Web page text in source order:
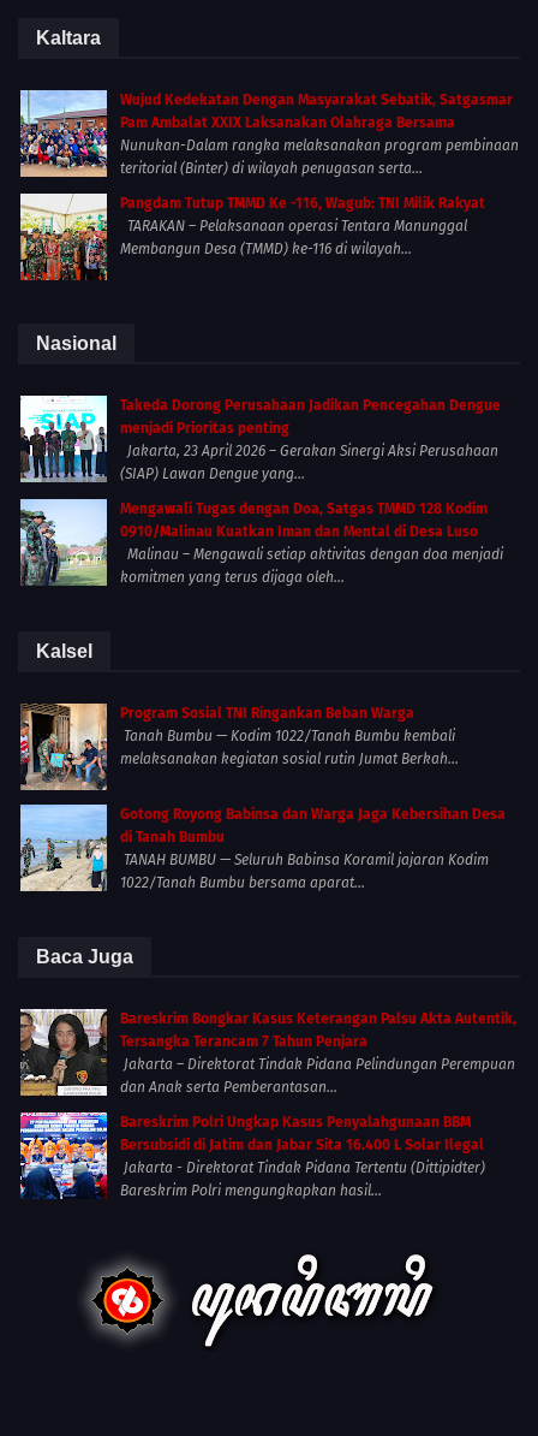
Kaltara
Wujud Kedekatan Dengan Masyarakat Sebatik, Satgasmar
Pam Ambalat XXIX Laksanakan Olahraga Bersama
Nunukan-Dalam rangka melaksanakan program pembinaan
teritorial (Binter) di wilayah penugasan serta...
Pangdam Tutup TMMD Ke -116, Wagub: TNI Milik Rakyat
TARAKAN – Pelaksanaan operasi Tentara Manunggal
Membangun Desa (TMMD) ke-116 di wilayah...
Nasional
Takeda Dorong Perusahaan Jadikan Pencegahan Dengue
menjadi Prioritas penting
Jakarta, 23 April 2026 – Gerakan Sinergi Aksi Perusahaan
(SIAP) Lawan Dengue yang...
Mengawali Tugas dengan Doa, Satgas TMMD 128 Kodim
0910/Malinau Kuatkan Iman dan Mental di Desa Luso
Malinau – Mengawali setiap aktivitas dengan doa menjadi
komitmen yang terus dijaga oleh...
Kalsel
Program Sosial TNI Ringankan Beban Warga
Tanah Bumbu — Kodim 1022/Tanah Bumbu kembali
melaksanakan kegiatan sosial rutin Jumat Berkah...
Gotong Royong Babinsa dan Warga Jaga Kebersihan Desa
di Tanah Bumbu
TANAH BUMBU — Seluruh Babinsa Koramil jajaran Kodim
1022/Tanah Bumbu bersama aparat...
Baca Juga
Bareskrim Bongkar Kasus Keterangan Palsu Akta Autentik,
Tersangka Terancam 7 Tahun Penjara
Jakarta – Direktorat Tindak Pidana Pelindungan Perempuan
dan Anak serta Pemberantasan...
Bareskrim Polri Ungkap Kasus Penyalahgunaan BBM
Bersubsidi di Jatim dan Jabar Sita 16.400 L Solar Ilegal
Jakarta - Direktorat Tindak Pidana Tertentu (Dittipidter)
Bareskrim Polri mengungkapkan hasil...